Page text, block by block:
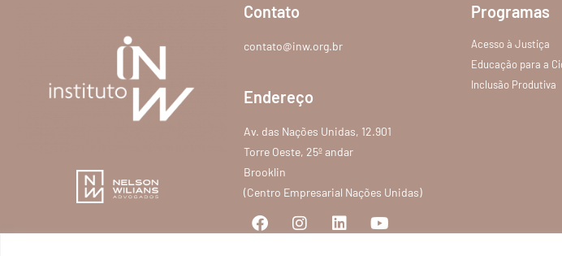
Contato
contato@inw.org.br
Endereço
Av. das Nações Unidas, 12.901
Torre Oeste, 25º andar
Brooklin
(Centro Empresarial Nações Unidas)
Programas
Acesso à Justiça
Educação para a
Inclusão Produtiva